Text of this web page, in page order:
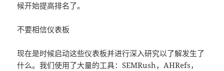
候开始提高排名了。
不要相信仪表板
现在是时候启动这些仪表板并进行深入研究以了解发生了
什么。我们使用了大量的工具：SEMRush，AHRefs，